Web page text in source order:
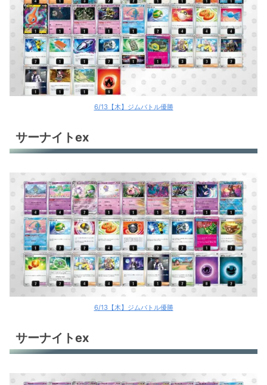
6/13【木】ジムバトル優勝
サーナイトex
6/13【木】ジムバトル優勝
サーナイトex